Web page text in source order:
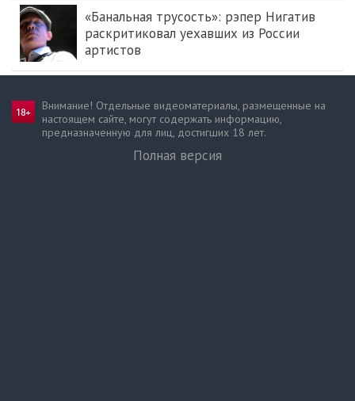
«Банальная трусость»: рэпер Нигатив
раскритиковал уехавших из России
артистов
Внимание! Отдельные видеоматериалы, размещенные на
настоящем сайте, могут содержать информацию,
предназначен­ную для лиц, достигших 18 лет.
Полная версия